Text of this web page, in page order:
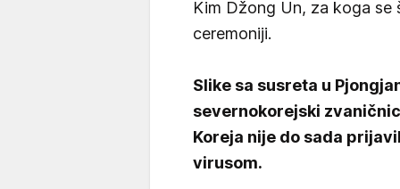
Kim Džong Un, za koga se
ceremoniji.
Slike sa susreta u
severnokorejski
Koreja nije do sada
virusom.